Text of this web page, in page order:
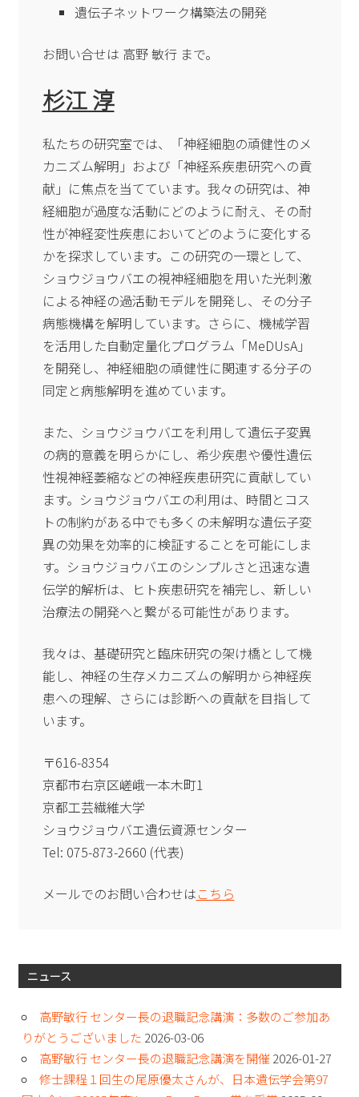
遺伝子ネットワーク構築法の開発
お問い合せは 高野 敏行 まで。
杉江 淳
私たちの研究室では、「神経細胞の頑健性のメ
カニズム解明」および「神経系疾患研究への貢
献」に焦点を当てています。我々の研究は、神
経細胞が過度な活動にどのように耐え、その耐
性が神経変性疾患においてどのように変化する
かを探求しています。この研究の一環として、
ショウジョウバエの視神経細胞を用いた光刺激
による神経の過活動モデルを開発し、その分子
病態機構を解明しています。さらに、機械学習
を活用した自動定量化プログラム「MeDUsA」
を開発し、神経細胞の頑健性に関連する分子の
同定と病態解明を進めています。
また、ショウジョウバエを利用して遺伝子変異
の病的意義を明らかにし、希少疾患や優性遺伝
性視神経萎縮などの神経疾患研究に貢献してい
ます。ショウジョウバエの利用は、時間とコス
トの制約がある中でも多くの未解明な遺伝子変
異の効果を効率的に検証することを可能にしま
す。ショウジョウバエのシンプルさと迅速な遺
伝学的解析は、ヒト疾患研究を補完し、新しい
治療法の開発へと繋がる可能性があります。
我々は、基礎研究と臨床研究の架け橋として機
能し、神経の生存メカニズムの解明から神経疾
患への理解、さらには診断への貢献を目指して
います。
〒616-8354
京都市右京区嵯峨一本木町1
京都工芸繊維大学
ショウジョウバエ遺伝資源センター
Tel: 075-873-2660 (代表)
メールでのお問い合わせはこちら
ニュース
高野敏行 センター長の退職記念講演：多数のご参加あ
りがとうございました 2026-03-06
高野敏行 センター長の退職記念講演を開催 2026-01-27
修士課程１回生の尾原優太さんが、日本遺伝学会第97